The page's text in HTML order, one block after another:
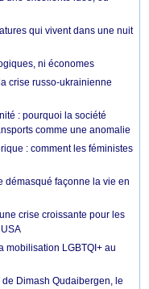
qui vivent dans une nuit
ni économes
crise russo-ukrainienne
: pourquoi la société
comme une anomalie
: comment les féministes
démasqué façonne la vie en
crise croissante pour les
mobilisation LGBTQI+ au
Dimash Qudaibergen, le